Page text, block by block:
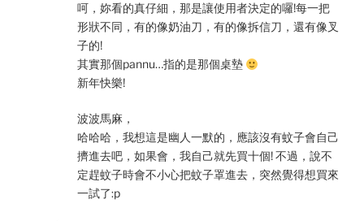
呵，妳看的真仔細，那是讓使用者決定的囉!每一把
形狀不同，有的像奶油刀，有的像拆信刀，還有像叉
子的!
其實那個pannu…指的是那個桌墊
新年快樂!
波波馬麻，
哈哈哈，我想這是幽人一默的，應該沒有蚊子會自己
擠進去吧，如果會，我自己就先買十個! 不過，說不
定趕蚊子時會不小心把蚊子罩進去，突然覺得想買來
一試了:p